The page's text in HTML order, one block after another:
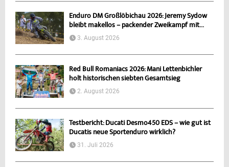
Enduro DM Großlöbichau 2026: Jeremy Sydow
bleibt makellos – packender Zweikampf mit...
3. August 2026
Red Bull Romaniacs 2026: Mani Lettenbichler
holt historischen siebten Gesamtsieg
2. August 2026
Testbericht: Ducati Desmo450 EDS – wie gut ist
Ducatis neue Sportenduro wirklich?
31. Juli 2026